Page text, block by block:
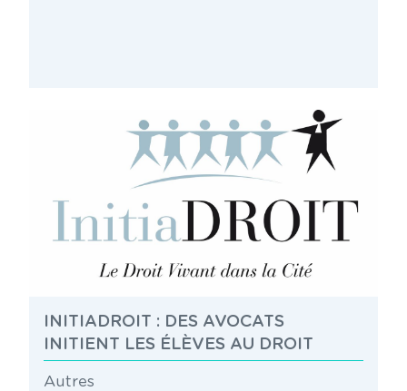
INITIADROIT : DES AVOCATS
INITIENT LES ÉLÈVES AU DROIT
Autres